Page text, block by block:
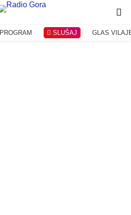
PROGRAM SLUŠAJ GLAS